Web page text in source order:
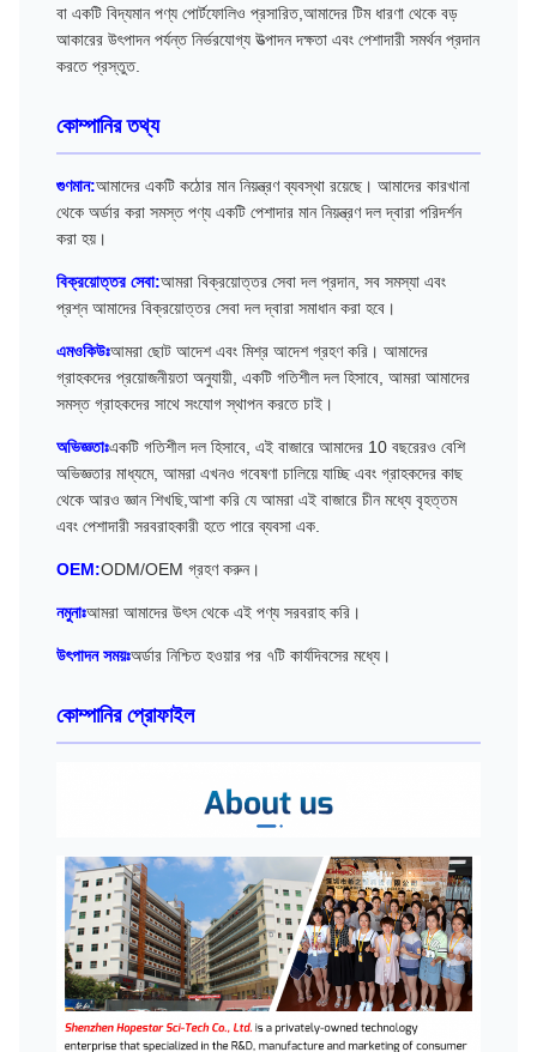
বা একটি বিদ্যমান পণ্য পোর্টফোলিও প্রসারিত,আমাদের টিম ধারণা থেকে বড়
আকারের উৎপাদন পর্যন্ত নির্ভরযোগ্য উত্পাদন দক্ষতা এবং পেশাদারী সমর্থন প্রদান
করতে প্রস্তুত.
কোম্পানির তথ্য
গুণমান:আমাদের একটি কঠোর মান নিয়ন্ত্রণ ব্যবস্থা রয়েছে। আমাদের কারখানা
থেকে অর্ডার করা সমস্ত পণ্য একটি পেশাদার মান নিয়ন্ত্রণ দল দ্বারা পরিদর্শন
করা হয়।
বিক্রয়োত্তর সেবা:আমরা বিক্রয়োত্তর সেবা দল প্রদান, সব সমস্যা এবং
প্রশ্ন আমাদের বিক্রয়োত্তর সেবা দল দ্বারা সমাধান করা হবে।
এমওকিউঃআমরা ছোট আদেশ এবং মিশ্র আদেশ গ্রহণ করি। আমাদের
গ্রাহকদের প্রয়োজনীয়তা অনুযায়ী, একটি গতিশীল দল হিসাবে, আমরা আমাদের
সমস্ত গ্রাহকদের সাথে সংযোগ স্থাপন করতে চাই।
অভিজ্ঞতাঃএকটি গতিশীল দল হিসাবে, এই বাজারে আমাদের 10 বছরেরও বেশি
অভিজ্ঞতার মাধ্যমে, আমরা এখনও গবেষণা চালিয়ে যাচ্ছি এবং গ্রাহকদের কাছ
থেকে আরও জ্ঞান শিখছি,আশা করি যে আমরা এই বাজারে চীন মধ্যে বৃহত্তম
এবং পেশাদারী সরবরাহকারী হতে পারে ব্যবসা এক.
OEM:ODM/OEM গ্রহণ করুন।
নমুনাঃআমরা আমাদের উৎস থেকে এই পণ্য সরবরাহ করি।
উৎপাদন সময়ঃঅর্ডার নিশ্চিত হওয়ার পর ৭টি কার্যদিবসের মধ্যে।
কোম্পানির প্রোফাইল